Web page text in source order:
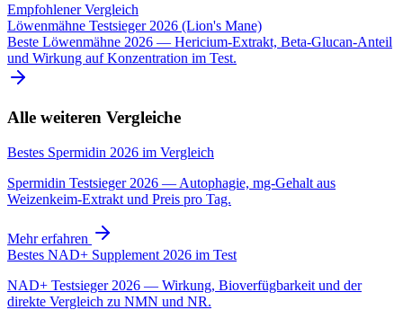
Empfohlener Vergleich
Löwenmähne Testsieger 2026 (Lion's Mane)
Beste Löwenmähne 2026 — Hericium-Extrakt, Beta-Glucan-Anteil
und Wirkung auf Konzentration im Test.
Alle weiteren Vergleiche
Bestes Spermidin 2026 im Vergleich
Spermidin Testsieger 2026 — Autophagie, mg-Gehalt aus
Weizenkeim-Extrakt und Preis pro Tag.
Mehr erfahren
Bestes NAD+ Supplement 2026 im Test
NAD+ Testsieger 2026 — Wirkung, Bioverfügbarkeit und der
direkte Vergleich zu NMN und NR.